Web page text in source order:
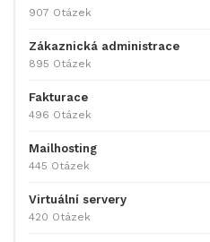
907 Otázek
Zákaznická administrace
895 Otázek
Fakturace
496 Otázek
Mailhosting
445 Otázek
Virtuální servery
420 Otázek